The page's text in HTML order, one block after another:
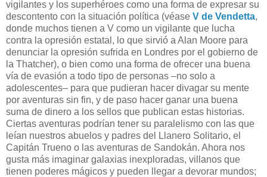
vigilantes y los superhéroes como una forma de expresar su
descontento con la situación política (véase V de Vendetta,
donde muchos tienen a V como un vigilante que lucha
contra la opresión estatal, lo que sirvió a Alan Moore para
denunciar la opresión sufrida en Londres por el gobierno de
la Thatcher), o bien como una forma de ofrecer una buena
vía de evasión a todo tipo de personas –no solo a
adolescentes– para que pudieran hacer divagar su mente
por aventuras sin fin, y de paso hacer ganar una buena
suma de dinero a los sellos que publican estas historias.
Ciertas aventuras podrían tener su paralelismo con las que
leían nuestros abuelos y padres del Llanero Solitario, el
Capitán Trueno o las aventuras de Sandokán. Ahora nos
gusta más imaginar galaxias inexploradas, villanos que
tienen poderes mágicos y pueden llegar a devorar mundos;